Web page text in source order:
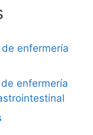
enfermería
enfermería